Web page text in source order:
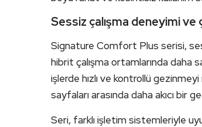
Sessiz çalışma deneyimi
Signature Comfort Plus serisi,
hibrit çalışma ortamlarında daha
işlerde hızlı ve kontrollü
sayfaları arasında daha akıcı bir
Seri, farklı işletim sistemleriyle